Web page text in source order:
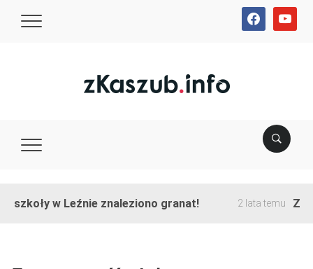
facebookyoutube
szkoły w Leźnie znaleziono granat! 2 lata temu